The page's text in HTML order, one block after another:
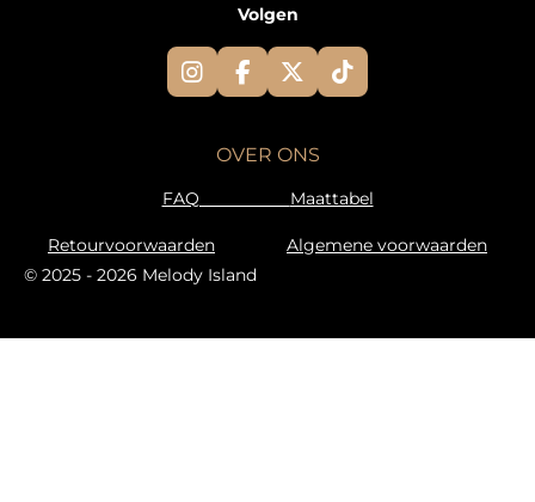
Volgen
I
n
g
a
m
F
a
e
X
T
i
k
OVER ONS
FAQ Maattabel
Retourvoorwaarden
Algemene voorwaarden
© 2025 - 2026 Melody Island